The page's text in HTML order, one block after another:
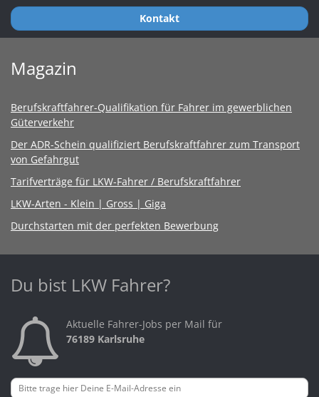
Kontakt
Magazin
Berufskraftfahrer-Qualifikation für Fahrer im gewerblichen
Güterverkehr
Der ADR-Schein qualifiziert Berufskraftfahrer zum Transport
von Gefahrgut
Tarifverträge für LKW-Fahrer / Berufskraftfahrer
LKW-Arten - Klein | Gross | Giga
Durchstarten mit der perfekten Bewerbung
Du bist LKW Fahrer?
Aktuelle Fahrer-Jobs per Mail für
76189 Karlsruhe